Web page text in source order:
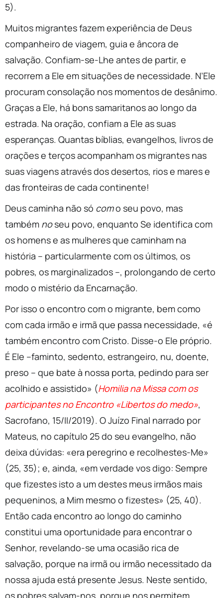
5).
Muitos migrantes fazem experiência de Deus
companheiro de viagem, guia e âncora de
salvação. Confiam-se-Lhe antes de partir, e
recorrem a Ele em situações de necessidade. N’Ele
procuram consolação nos momentos de desânimo.
Graças a Ele, há bons samaritanos ao longo da
estrada. Na oração, confiam a Ele as suas
esperanças. Quantas bíblias, evangelhos, livros de
orações e terços acompanham os migrantes nas
suas viagens através dos desertos, rios e mares e
das fronteiras de cada continente!
Deus caminha não só como seu povo, mas
também noseu povo, enquanto Se identifica com
os homens e as mulheres que caminham na
história – particularmente com os últimos, os
pobres, os marginalizados –, prolongando de certo
modo o mistério da Encarnação.
Por isso o encontro com o migrante, bem como
com cada irmão e irmã que passa necessidade, «é
também encontro com Cristo. Disse-o Ele próprio.
É Ele –faminto, sedento, estrangeiro, nu, doente,
preso – que bate à nossa porta, pedindo para ser
acolhido e assistido» (Homilia na Missa com os
participantes no Encontro «Libertos do medo»,
Sacrofano, 15/II/2019). O Juízo Final narrado por
Mateus, no capítulo 25 do seu evangelho, não
deixa dúvidas: «era peregrino e recolhestes-Me»
(25, 35); e, ainda, «em verdade vos digo: Sempre
que fizestes isto a um destes meus irmãos mais
pequeninos, a Mim mesmo o fizestes» (25, 40).
Então cada encontro ao longo do caminho
constitui uma oportunidade para encontrar o
Senhor, revelando-se uma ocasião rica de
salvação, porque na irmã ou irmão necessitado da
nossa ajuda está presente Jesus. Neste sentido,
os pobres salvam-nos, porque nos permitem